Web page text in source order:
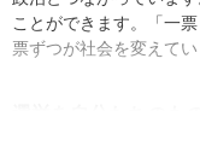
ことができます。「一
票ずつが社会を変えてい